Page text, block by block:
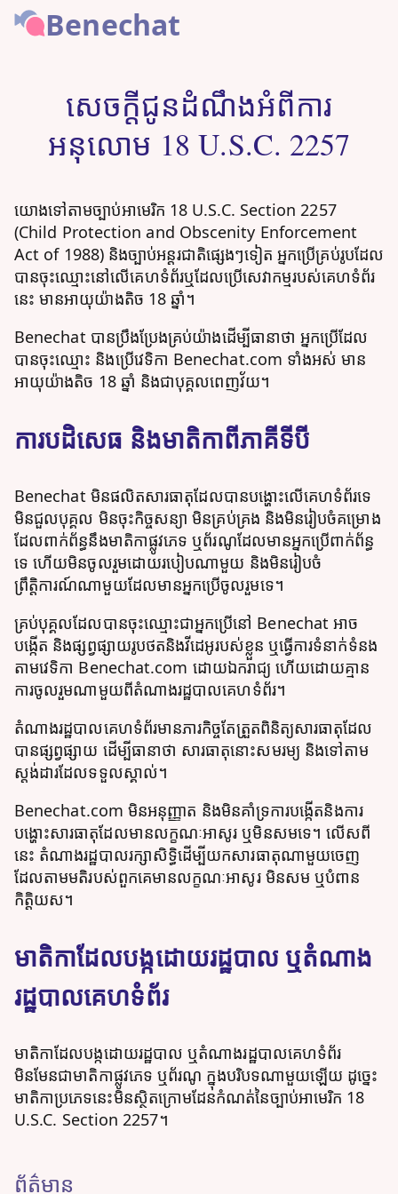
Benechat
សេចក្តីជូនដំណឹងអំពីការ
អនុលោម 18 U.S.C. 2257
យោងទៅតាមច្បាប់អាមេរិក 18 U.S.C. Section 2257
(Child Protection and Obscenity Enforcement
Act of 1988) និងច្បាប់អន្ដរជាតិផ្សេងៗទៀត អ្នកប្រើគ្រប់រូបដែល
បានចុះឈ្មោះនៅលើគេហទំព័រឬដែលប្រើសេវាកម្មរបស់គេហទំព័រ
នេះ មានអាយុយ៉ាងតិច 18 ឆ្នាំ។
Benechat បានប្រឹងប្រែងគ្រប់យ៉ាងដើម្បីធានាថា អ្នកប្រើដែល
បានចុះឈ្មោះ និងប្រើវេទិកា Benechat.com ទាំងអស់ មាន
អាយុយ៉ាងតិច 18 ឆ្នាំ និងជាបុគ្គលពេញវ័យ។
ការបដិសេធ និងមាតិកាពីភាគីទីបី
Benechat មិនផលិតសារធាតុដែលបានបង្ហោះលើគេហទំព័រទេ
មិនជួលបុគ្គល មិនចុះកិច្ចសន្យា មិនគ្រប់គ្រង និងមិនរៀបចំគម្រោង
ដែលពាក់ព័ន្ធនឹងមាតិកាផ្លូវភេទ ឬព័រណូដែលមានអ្នកប្រើពាក់ព័ន្ធ
ទេ ហើយមិនចូលរួមដោយរបៀបណាមួយ និងមិនរៀបចំ
ព្រឹត្តិការណ៍ណាមួយដែលមានអ្នកប្រើចូលរួមទេ។
គ្រប់បុគ្គលដែលបានចុះឈ្មោះជា​អ្នកប្រើ​នៅ Benechat អាច
បង្កើត និងផ្សព្វផ្សាយរូបថតនិងវីដេអូរបស់ខ្លួន ឬធ្វើការទំនាក់ទំនង
តាមវេទិកា Benechat.com ដោយឯករាជ្យ ហើយដោយគ្មាន
ការចូលរួមណាមួយពីតំណាងរដ្ឋបាលគេហទំព័រ។
តំណាងរដ្ឋបាលគេហទំព័រមានភារកិច្ចតែត្រួតពិនិត្យសារធាតុដែល
បានផ្សព្វផ្សាយ ដើម្បីធានាថា សារធាតុនោះសមរម្យ និងទៅតាម
ស្តង់ដារដែលទទួលស្គាល់។
Benechat.com មិនអនុញ្ញាត និងមិនគាំទ្រការបង្កើតនិងការ
បង្ហោះសារធាតុដែលមានលក្ខណៈអាសូរ ឬមិនសមទេ។ លើសពី
នេះ តំណាងរដ្ឋបាលរក្សាសិទ្ធិដើម្បីយកសារធាតុណាមួយចេញ
ដែលតាមមតិរបស់ពួកគេមានលក្ខណៈអាសូរ មិនសម ឬបំពាន
កិត្តិយស។
មាតិកាដែលបង្កដោយរដ្ឋបាល ឬតំណាង
រដ្ឋបាលគេហទំព័រ
មាតិកាដែលបង្កដោយរដ្ឋបាល ឬតំណាងរដ្ឋបាលគេហទំព័រ
មិនមែនជាមាតិកាផ្លូវភេទ ឬព័រណូ ក្នុងបរិបទណាមួយឡើយ ដូច្នេះ
មាតិកាប្រភេទនេះមិនស្ថិតក្រោមដែនកំណត់នៃច្បាប់អាមេរិក 18
U.S.C. Section 2257។
ព័ត៌មាន